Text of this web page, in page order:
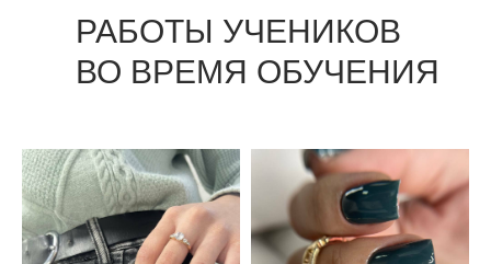
РАБОТЫ УЧЕНИКОВ
ВО ВРЕМЯ ОБУЧЕНИЯ